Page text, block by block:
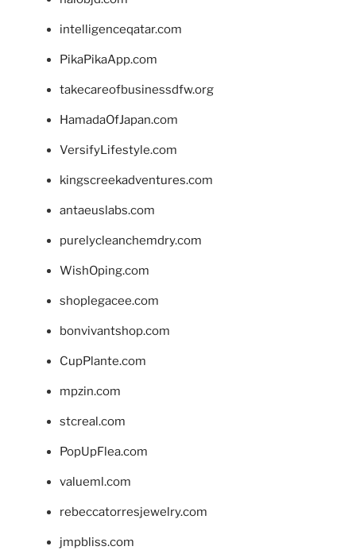
intelligenceqatar.com
PikaPikaApp.com
takecareofbusinessdfw.org
HamadaOfJapan.com
VersifyLifestyle.com
kingscreekadventures.com
antaeuslabs.com
purelycleanchemdry.com
WishOping.com
shoplegacee.com
bonvivantshop.com
CupPlante.com
mpzin.com
stcreal.com
PopUpFlea.com
valueml.com
rebeccatorresjewelry.com
jmpbliss.com